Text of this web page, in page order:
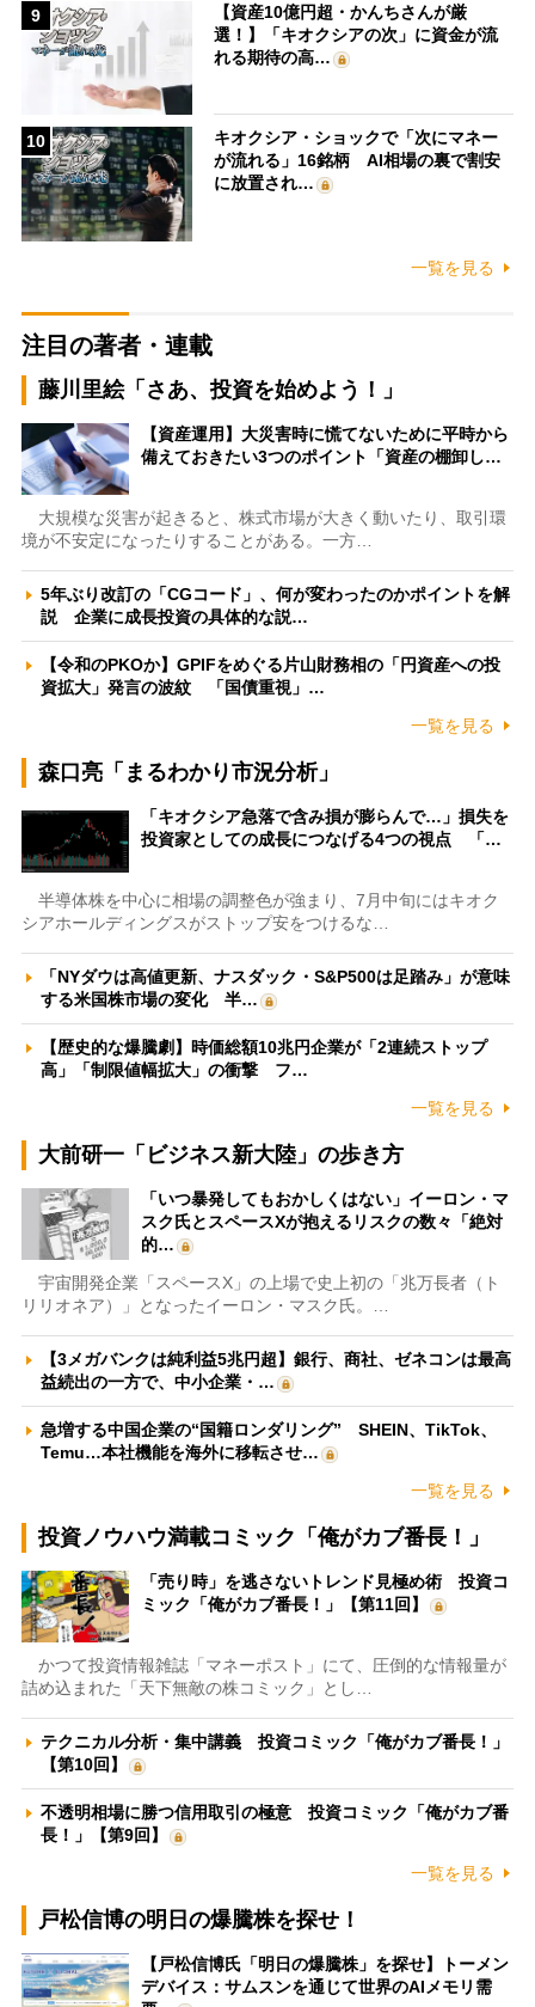
9
【資産10億円超・かんちさんが厳
選！】「キオクシアの次」に資金が流
れる期待の高…
10
キオクシア・ショックで「次にマネー
が流れる」16銘柄 AI相場の裏で割安
に放置され…
一覧を見る
注目の著者・連載
藤川里絵「さあ、投資を始めよう！」
【資産運用】大災害時に慌てないために平時から
備えておきたい3つのポイント「資産の棚卸し…
大規模な災害が起きると、株式市場が大きく動いたり、取引環
境が不安定になったりすることがある。一方…
5年ぶり改訂の「CGコード」、何が変わったのかポイントを解
説 企業に成長投資の具体的な説…
【令和のPKOか】GPIFをめぐる片山財務相の「円資産への投
資拡大」発言の波紋 「国債重視」…
一覧を見る
森口亮「まるわかり市況分析」
「キオクシア急落で含み損が膨らんで…」損失を
投資家としての成長につなげる4つの視点 「…
半導体株を中心に相場の調整色が強まり、7月中旬にはキオク
シアホールディングスがストップ安をつけるな…
「NYダウは高値更新、ナスダック・S&P500は足踏み」が意味
する米国株市場の変化 半…
【歴史的な爆騰劇】時価総額10兆円企業が「2連続ストップ
高」「制限値幅拡大」の衝撃 フ…
一覧を見る
大前研一「ビジネス新大陸」の歩き方
「いつ暴発してもおかしくはない」イーロン・マ
スク氏とスペースXが抱えるリスクの数々「絶対
的…
宇宙開発企業「スペースX」の上場で史上初の「兆万長者（ト
リリオネア）」となったイーロン・マスク氏。…
【3メガバンクは純利益5兆円超】銀行、商社、ゼネコンは最高
益続出の一方で、中小企業・…
急増する中国企業の“国籍ロンダリング” SHEIN、TikTok、
Temu…本社機能を海外に移転させ…
一覧を見る
投資ノウハウ満載コミック「俺がカブ番長！」
「売り時」を逃さないトレンド見極め術 投資コ
ミック「俺がカブ番長！」【第11回】
かつて投資情報雑誌「マネーポスト」にて、圧倒的な情報量が
詰め込まれた「天下無敵の株コミック」とし…
テクニカル分析・集中講義 投資コミック「俺がカブ番長！」
【第10回】
不透明相場に勝つ信用取引の極意 投資コミック「俺がカブ番
長！」【第9回】
一覧を見る
戸松信博の明日の爆騰株を探せ！
【戸松信博氏「明日の爆騰株」を探せ】トーメン
デバイス：サムスンを通じて世界のAIメモリ需